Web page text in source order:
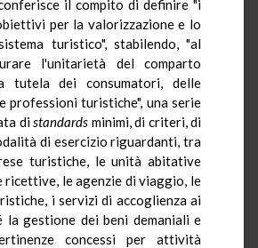
il compito di definire "i
per la valorizzazione e lo
turistico", stabilendo, "al
l'unitarietà del comparto
tutela dei consumatori, delle
professioni turistiche", una serie
distandards minimi, di criteri, di
di esercizio riguardanti, tra
turistiche, le unità abitative
le agenzie di viaggio, le
i servizi di accoglienza ai
la gestione dei beni demaniali e
concessi per attività